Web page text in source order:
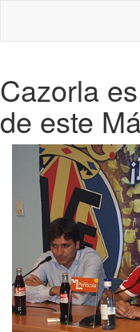
Cazorla
de este